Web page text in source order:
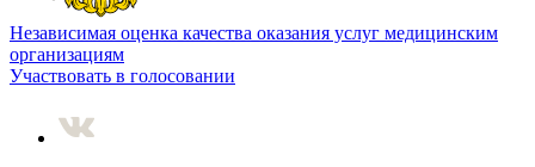
Независимая оценка качества оказания услуг медицинским
организациям
Участвовать в голосовании